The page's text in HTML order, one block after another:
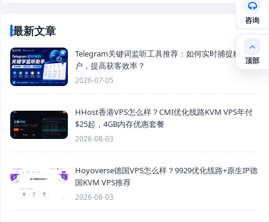
最新文章
Telegram关键词监听工具推荐：如何实时捕捉精准客
户，提高获客效率？
2026-07-05
HHost香港VPS怎么样？CMI优化线路KVM VPS年付
$25起，4GB内存优惠套餐
2026-08-03
Hoyoverse德国VPS怎么样？9929优化线路+原生IP德
国KVM VPS推荐
2026-08-03
咨询
顶部